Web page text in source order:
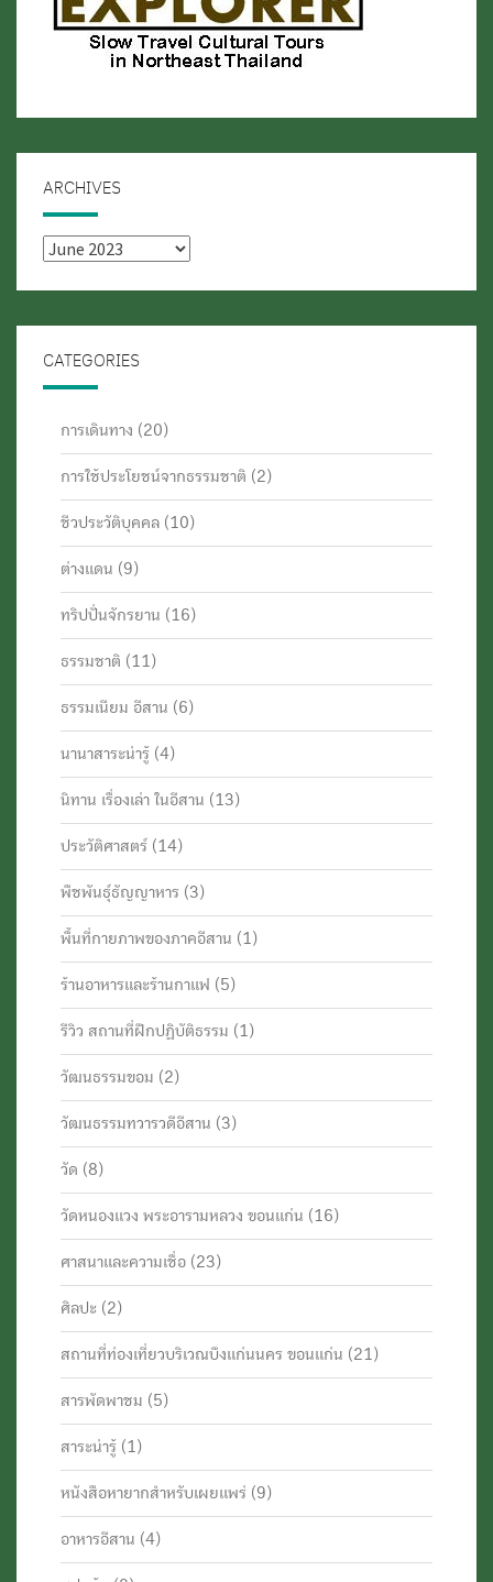
ARCHIVES
Archives
CATEGORIES
การเดินทาง (20)
การใช้ประโยชน์จากธรรมชาติ (2)
ชีวประวัติบุคคล (10)
ต่างแดน (9)
ทริปปั่นจักรยาน (16)
ธรรมชาติ (11)
ธรรมเนียม อีสาน (6)
นานาสาระน่ารู้ (4)
นิทาน เรื่องเล่า ในอีสาน (13)
ประวัติศาสตร์ (14)
พืชพันธุ์ธัญญาหาร (3)
พื้นที่กายภาพของภาคอีสาน (1)
ร้านอาหารและร้านกาแฟ (5)
รีวิว สถานที่ฝึกปฏิบัติธรรม (1)
วัฒนธรรมขอม (2)
วัฒนธรรมทวารวดีอีสาน (3)
วัด (8)
วัดหนองแวง พระอารามหลวง ขอนแก่น (16)
ศาสนาและความเชื่อ (23)
ศิลปะ (2)
สถานที่ท่องเที่ยวบริเวณบึงแก่นนคร ขอนแก่น (21)
สารพัดพาชม (5)
สาระน่ารู้ (1)
หนังสือหายากสำหรับเผยแพร่ (9)
อาหารอีสาน (4)